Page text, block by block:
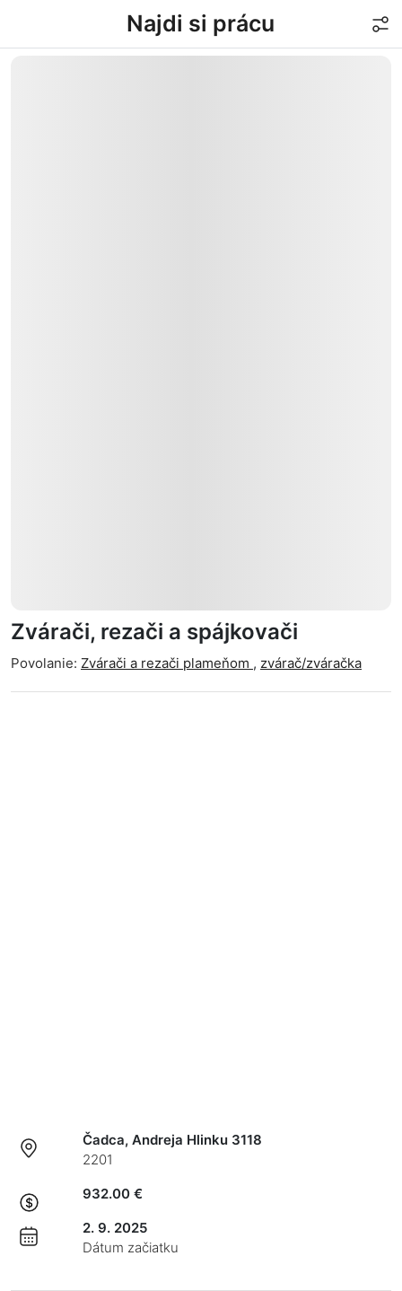
Najdi si prácu
Zvárači, rezači a spájkovači
Povolanie: Zvárači a rezači plameňom , zvárač/zváračka
Čadca, Andreja Hlinku 3118
2201
932.00 €
2. 9. 2025
Dátum začiatku